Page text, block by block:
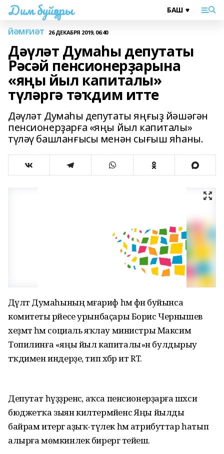
Дим буйҙары
ЙӘМҒИӘТ 26 ДЕКАБРЯ 2019, 06:40
Дәүләт Думаһы депутаты
Рәсәй пенсионерҙарына
«яңы йыл капиталы»
түләргә тәҡдим итте
Дәүләт Думаһы депутаты яңғыҙ йәшәгән
пенсионерҙарға «яңы йыл капиталы»
түләү башланғысы менән сығыш яһаны.
Дәүләт Думаһының мәғариф һәм фән буйынса
комитеты рәйесе урынбаҫары Борис Чернышев
хеҙмәт һәм социаль яҡлау министры Максим
Топилинға «яңы йыл капиталы»н булдырыу
тәҡдимен индерҙе, тип хәбәр итә RT.
Депутат һүҙҙәренсә, аҡса пенсионерҙарға шәхси
бюджетҡа зыян килтермәйенсә Яңы йылды
байрам итергә аҙыҡ-түлек һәм атрибуттар һатып
алырға мөмкинлек бирергә тейеш.